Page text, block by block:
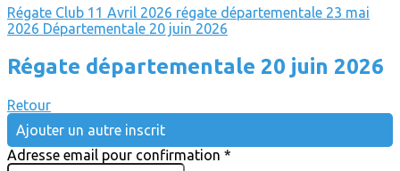
Régate Club 11 Avril 2026 régate départementale 23 mai
2026 Départementale 20 juin 2026
Régate départementale 20 juin 2026
Retour
Ajouter un autre inscrit
Adresse email pour confirmation *